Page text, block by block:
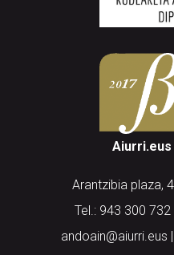
Aiurri.eus
Arantzibia plaza,
Tel.: 943 300
andoain@aiurri.eus